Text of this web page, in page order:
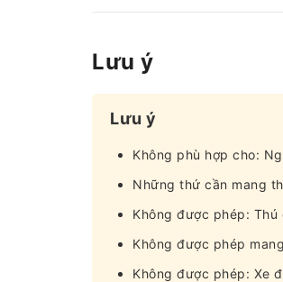
Lưu ý
Lưu ý
Không phù hợp cho:
Những thứ cần mang
Không được phép: Thú
Không được phép
Không được phép: Xe